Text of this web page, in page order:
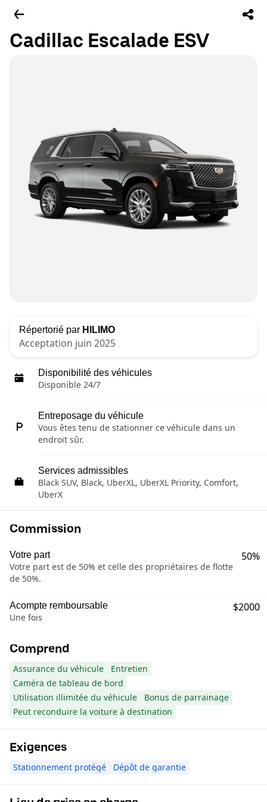
Cadillac Escalade ESV
Répertorié par HILIMO
Acceptation juin 2025
Disponibilité des véhicules
Disponible 24/7
Entreposage du véhicule
Vous êtes tenu de stationner ce véhicule dans un
endroit sûr.
Services admissibles
Black SUV, Black, UberXL, UberXL Priority, Comfort,
UberX
Commission
Votre part
Votre part est de 50% et celle des propriétaires de flotte
de 50%.
50%
Acompte remboursable
Une fois
$2000
Comprend
Assurance du véhicule
Entretien
Caméra de tableau de bord
Utilisation illimitée du véhicule
Bonus de parrainage
Peut reconduire la voiture à destination
Exigences
Stationnement protégé Dépôt de garantie